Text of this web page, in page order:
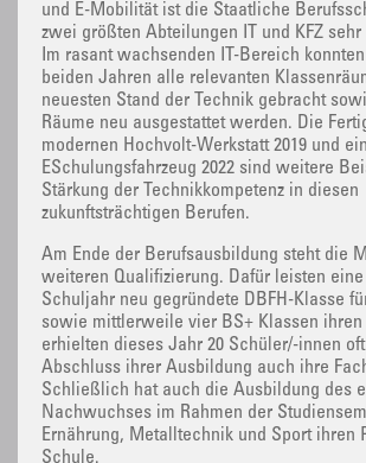
und E-Mobilität ist die Staatliche
zwei größten Abteilungen IT und KFZ
Im rasant wachsenden IT-Bereich
beiden Jahren alle relevanten
neuesten Stand der Technik gebracht
Räume neu ausgestattet werden. Die
modernen Hochvolt-Werkstatt 2019 und
ESchulungsfahrzeug 2022 sind weitere
Stärkung der Technikkompetenz in diesen
zukunftsträchtigen Berufen.
Am Ende der Berufsausbildung steht die
weiteren Qualifizierung. Dafür leisten
Schuljahr neu gegründete DBFH-Klasse für
sowie mittlerweile vier BS+ Klassen ihren
erhielten dieses Jahr 20 Schüler/-innen
Abschluss ihrer Ausbildung auch ihre
Schließlich hat auch die Ausbildung des
Nachwuchses im Rahmen der
Ernährung, Metalltechnik und Sport ihren
Schule.